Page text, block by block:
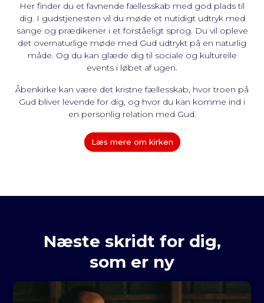
Her finder du et favnende fællesskab med god plads til
dig. I gudstjenesten vil du møde et nutidigt udtryk med
sange og prædikener i et forståeligt sprog. Du vil opleve
det overnaturlige møde med Gud udtrykt på en naturlig
måde. Og du kan glæde dig til sociale og kulturelle
events i løbet af ugen.
Åbenkirke kan være det kristne fællesskab, hvor troen på
Gud bliver levende for dig, og hvor du kan komme ind i
en personlig relation med Gud.
Læs mere om kirken
Næste skridt for dig,
som er ny